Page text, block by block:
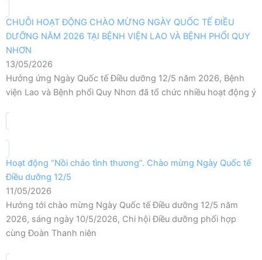
CHUỖI HOẠT ĐỘNG CHÀO MỪNG NGÀY QUỐC TẾ ĐIỀU
DƯỠNG NĂM 2026 TẠI BỆNH VIỆN LAO VÀ BỆNH PHỔI QUY
NHƠN
13/05/2026
Hưởng ứng Ngày Quốc tế Điều dưỡng 12/5 năm 2026, Bệnh
viện Lao và Bệnh phổi Quy Nhơn đã tổ chức nhiều hoạt động ý
Hoạt động “Nồi cháo tình thương”. Chào mừng Ngày Quốc tế
Điều dưỡng 12/5
11/05/2026
Hướng tới chào mừng Ngày Quốc tế Điều dưỡng 12/5 năm
2026, sáng ngày 10/5/2026, Chi hội Điều dưỡng phối hợp
cùng Đoàn Thanh niên